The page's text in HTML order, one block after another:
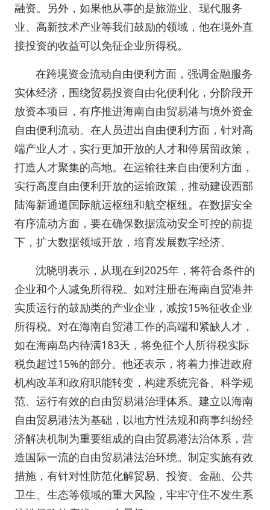
融资。另外，如果他从事的是旅游业、现代服务
业、高新技术产业等我们鼓励的领域，他在境外直
接投资的收益可以免征企业所得税。
在跨境资金流动自由便利方面，强调金融服务
实体经济，围绕贸易投资自由化便利化，分阶段开
放资本项目，有序推进海南自由贸易港与境外资金
自由便利流动。在人员进出自由便利方面，针对高
端产业人才，实行更加开放的人才和停居留政策，
打造人才聚集的高地。在运输往来自由便利方面，
实行高度自由便利开放的运输政策，推动建设西部
陆海新通道国际航运枢纽和航空枢纽。在数据安全
有序流动方面，要在确保数据流动安全可控的前提
下，扩大数据领域开放，培育发展数字经济。
沈晓明表示，从现在到2025年，将符合条件的
企业和个人减免所得税。如对注册在海南自贸港并
实质运行的鼓励类的产业企业，减按15%征收企业
所得税。对在海南自贸港工作的高端和紧缺人才，
如在海南岛内待满183天，将免征个人所得税实际
税负超过15%的部分。他还表示，将着力推进政府
机构改革和政府职能转变，构建系统完备、科学规
范、运行有效的自由贸易港治理体系。建立以海南
自由贸易港法为基础，以地方性法规和商事纠纷经
济解决机制为重要组成的自由贸易港法治体系，营
造国际一流的自由贸易港法治环境。制定实施有效
措施，有针对性防范化解贸易、投资、金融、公共
卫生、生态等领域的重大风险，牢牢守住不发生系